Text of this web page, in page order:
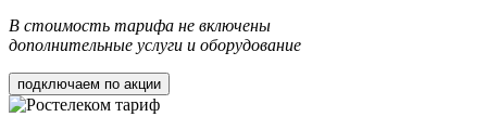
В стоимость тарифа не включены
дополнительные услуги и оборудование
подключаем по акции